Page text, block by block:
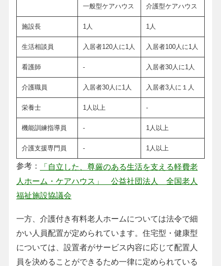
一般型ケアハウス 介護型ケアハウス
施設長 1人 1人
生活相談員 入居者120人に1人 入居者100人に1人
看護師 - 入居者30人に1人
介護職員 入居者30人に1人 入居者3人に１人
栄養士 1人以上 -
機能訓練指導員 - 1人以上
介護支援専門員 - 1人以上
参考：
「自立した、尊厳のある生活を支える軽費老
人ホーム・ケアハウス」 公益社団法人 全国老人
福祉施設協議会
一方、介護付き有料老人ホームについては法令で細
かい人員配置が定められています。住宅型・健康型
については、設置者がサービス内容に応じて配置人
員を決めることができるため一律に定められている